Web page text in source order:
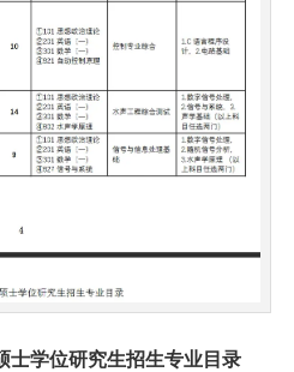
学位研究生招生专业目录